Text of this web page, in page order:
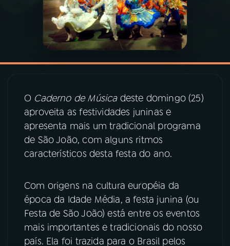
PROGRAMAS
PODCASTS
ÚLTIMAS
08PRÊMIO RÁDIO MEC
YouTube Facebook
Instagram X
O Caderno de Músicadeste domingo (25)
aproveita as festividades juninas e
apresenta mais um tradicional programa
de São João, com alguns ritmos
característicos desta festa do ano.
Com origens na cultura européia da
época da Idade Média, a festa junina (ou
Festa de São João) está entre os eventos
mais importantes e tradicionais do nosso
país. Ela foi trazida para o Brasil pelos